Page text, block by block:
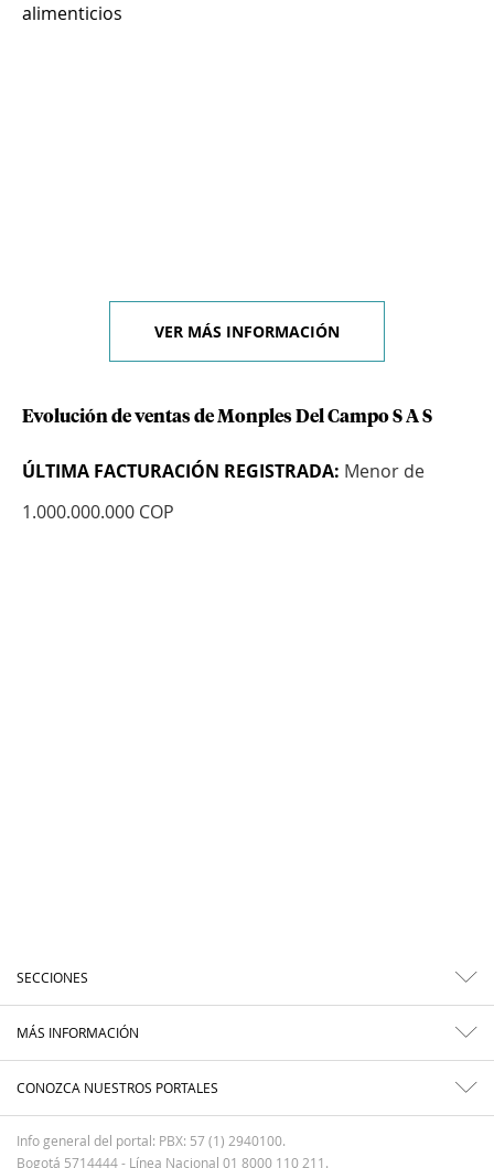
alimenticios
VER MÁS INFORMACIÓN
Evolución de ventas de Monples Del Campo S A S
ÚLTIMA FACTURACIÓN REGISTRADA: Menor de
1.000.000.000 COP
SECCIONES
MÁS INFORMACIÓN
CONOZCA NUESTROS PORTALES
Info general del portal: PBX: 57 (1) 2940100.
Bogotá 5714444 - Línea Nacional 01 8000 110 211.